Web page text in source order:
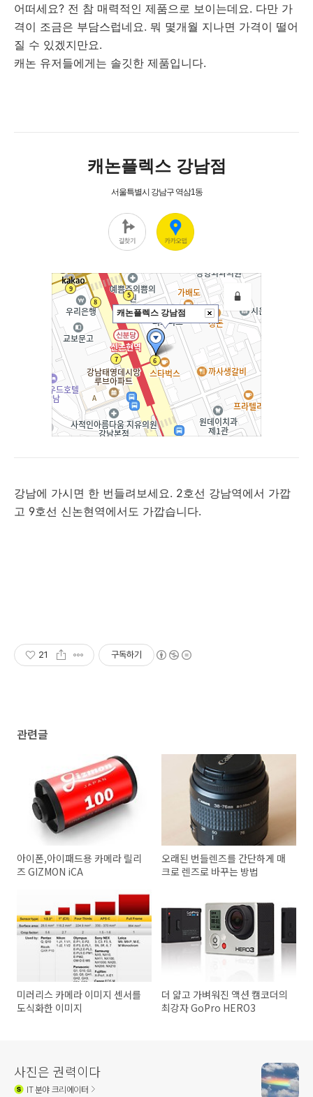
어떠세요? 전 참 매력적인 제품으로 보이는데요. 다만 가
격이 조금은 부담스럽네요. 뭐 몇개월 지나면 가격이 떨어
질 수 있겠지만요.
캐논 유저들에게는 솔깃한 제품입니다.
강남에 가시면 한 번들려보세요. 2호선 강남역에서 가깝
고 9호선 신논현역에서도 가깝습니다.
21 구독하기
관련글
아이폰,아이패드용 카메라 릴리
즈 GIZMON iCA
오래된 번들렌즈를 간단하게 매
크로 렌즈로 바꾸는 방법
미러리스 카메라 이미지 센서를
도식화한 이미지
더 얇고 가벼워진 액션 캠코더의
최강자 GoPro HERO3
사진은 권력이다
IT분야 크리에이터